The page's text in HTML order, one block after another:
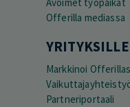
Avoimet työpaikat
Offerilla mediassa
YRITYKSILLE
Markkinoi
Partneriportaali